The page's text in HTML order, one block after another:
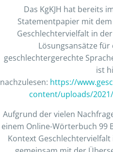
Das KgKJH hat bereits
Statementpapier mit
Geschlechtervielfalt in
Lösungsansätze
geschlechtergerechte
ist
nachzulesen: https://
content/uploads/
Aufgrund der vielen
einem Online-Wörterbuch 99
Kontext